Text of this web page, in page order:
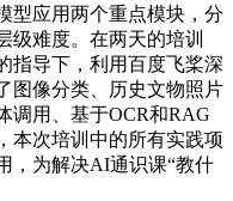
型应用两个重点模块，分
级难度。在两天的培训
指导下，利用百度飞桨深
图像分类、历史文物照片
调用、基于OCR和RAG
本次培训中的所有实践项
，为解决AI通识课“教什